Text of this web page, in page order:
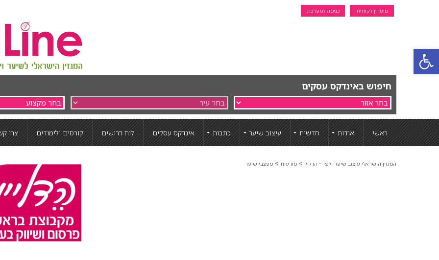
פתח סרגל נגישות
מועדון לקוחות כניסה למערכת
חיפוש באינדקס עסקים
ראשי אודות חדשות עיצוב שיער כתבות אינדקס עסקים לוח דרושים קורסים ולימודים צרו
המגזין הישראלי עיצוב שיער ויופי ~ הדליין » מודעות » מעצבי שיער